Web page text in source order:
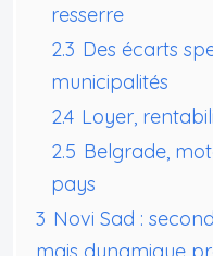
resserre
2.3 Des écarts
municipalités
2.4 Loyer,
2.5 Belgrade,
pays
3 Novi Sad :
mais dynamique